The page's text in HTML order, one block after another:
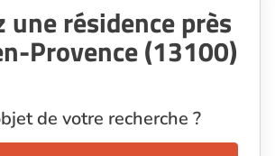
une résidence près
Provence (13100)
de votre recherche ?